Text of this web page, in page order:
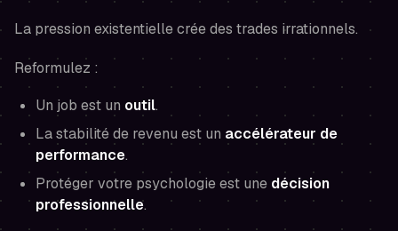
La pression existentielle crée des trades irrationnels.
Reformulez :
Un job est un outil.
La stabilité de revenu est un accélérateur de
performance.
Protéger votre psychologie est une décision
professionnelle.